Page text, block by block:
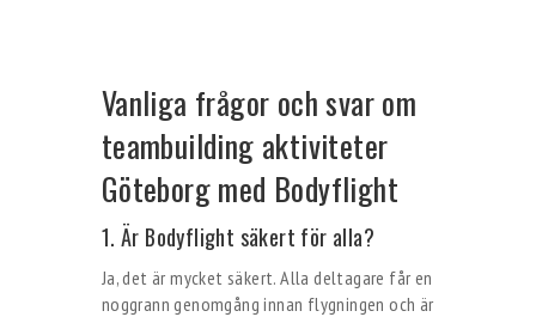
Vanliga frågor och svar om
teambuilding aktiviteter
Göteborg med Bodyflight
1. Är Bodyflight säkert för alla?
Ja, det är mycket säkert. Alla deltagare får en
noggrann genomgång innan flygningen och är